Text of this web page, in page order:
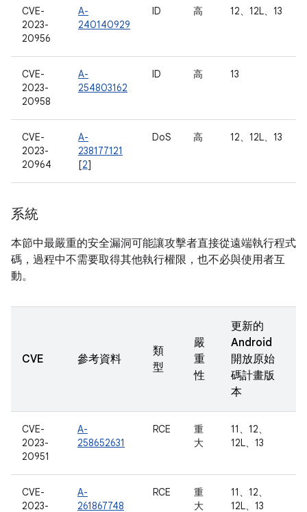
CVE-
2023-
20956
A-
240140929
ID 高 12、12L、13
CVE-
2023-
20958
A-
254803162
ID 高 13
CVE-
2023-
20964
A-
238177121
[2]
DoS 高 12、12L、13
系統
本節中最嚴重的安全漏洞可能讓攻擊者直接從遠端執行程式
碼，過程中不需要取得其他執行權限，也不必與使用者互
動。
CVE 參考資料
類
型
嚴
重
性
更新的
Android
開放原始
碼計畫版
本
CVE-
2023-
20951
A-
258652631
RCE
重
大
11、12、
12L、13
CVE-
2023-
A-
261867748
RCE
重
大
11、12、
12L、13